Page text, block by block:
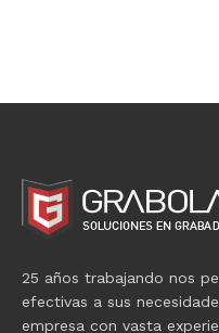
25 años trabajando nos
efectivas a sus
empresa con vasta